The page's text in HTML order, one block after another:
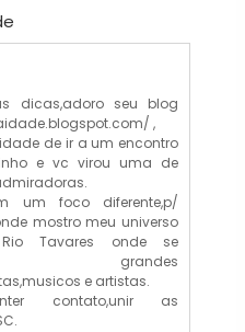
dicas,adoro seu blog
,
de ir a um encontro
e vc virou uma de
um foco diferente,p/
mostro meu universo
Tavares onde se
grandes
e artistas.
contato,unir as